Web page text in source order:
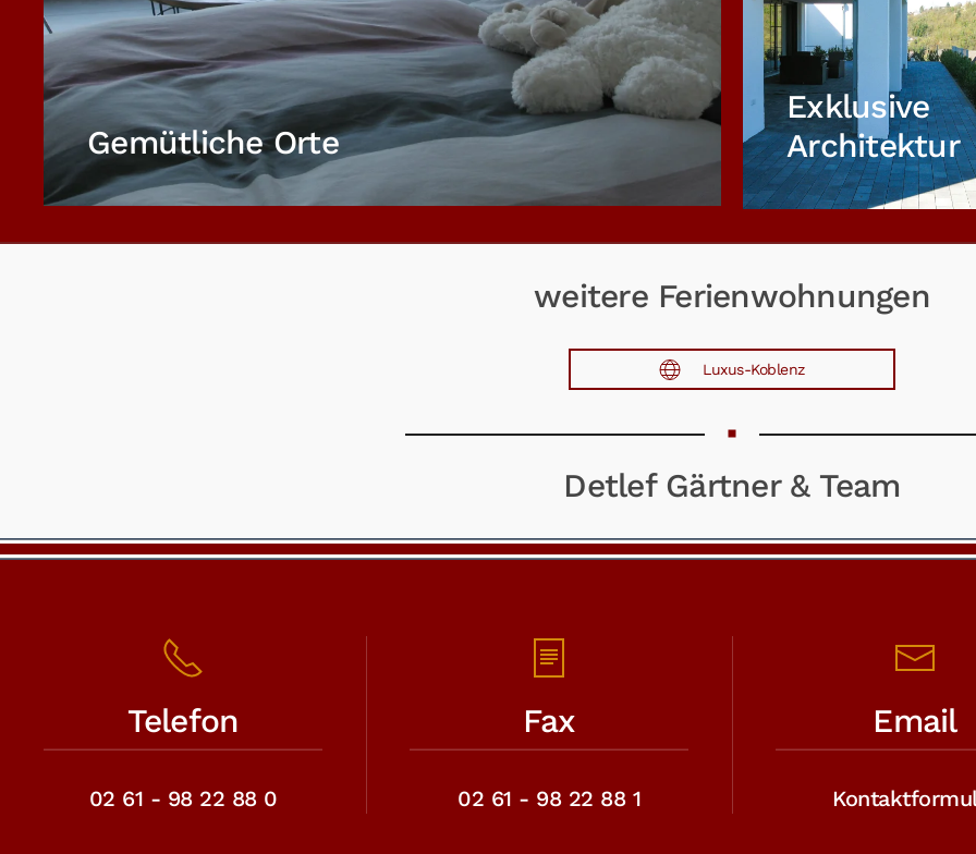
Gemütliche Orte
Exklusive
Architektur
weitere Ferienwohnungen
Luxus-Koblenz
Detlef Gärtner & Team
Telefon
02 61 - 98 22 88 0
Fax
02 61 - 98 22 88 1
Email